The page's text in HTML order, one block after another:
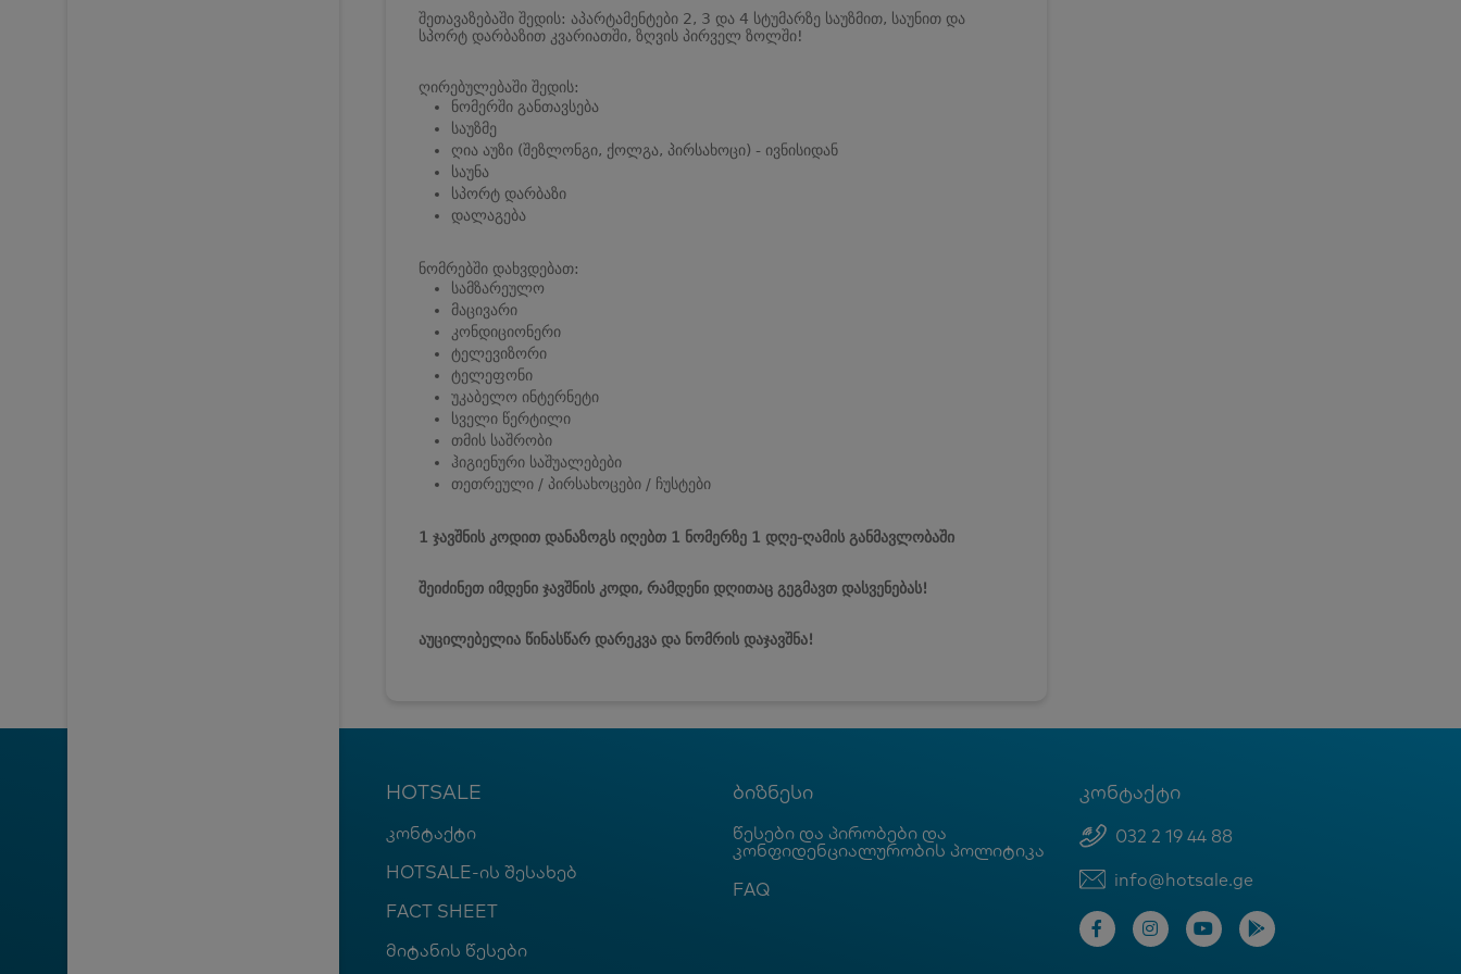
შეთავაზებაში შედის: აპარტამენტები 2, 3 და 4 სტუმარზე საუზმით, საუნით და
სპორტ დარბაზით კვარიათში, ზღვის პირველ ზოლში!
ღირებულებაში შედის:
ნომერში განთავსება
საუზმე
ღია აუზი (შეზლონგი, ქოლგა, პირსახოცი) - ივნისიდან
საუნა
სპორტ დარბაზი
დალაგება
ნომრებში დახვდებათ:
სამზარეულო
მაცივარი
კონდიციონერი
ტელევიზორი
ტელეფონი
უკაბელო ინტერნეტი
სველი წერტილი
თმის საშრობი
ჰიგიენური საშუალებები
თეთრეული / პირსახოცები / ჩუსტები
1 ჯავშნის კოდით დანაზოგს იღებთ 1 ნომერზე 1 დღე-ღამის განმავლობაში
შეიძინეთ იმდენი ჯავშნის კოდი, რამდენი დღითაც გეგმავთ დასვენებას!
აუცილებელია წინასწარ დარეკვა და ნომრის დაჯავშნა!
HOTSALE
კონტაქტი
HOTSALE-ის შესახებ
FACT SHEET
მიტანის წესები
ბიზნესი
წესები და პირობები და
კონფიდენციალურობის პოლიტიკა
FAQ
კონტაქტი
032 2 19 44 88
info@hotsale.ge